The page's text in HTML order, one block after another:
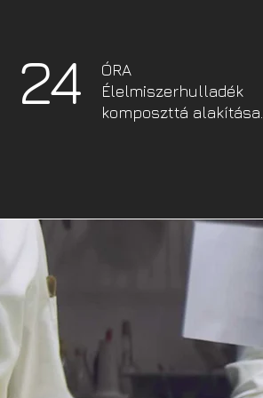
24
ÓRA
Élelmiszerhulladék
komposzttá alakítása.